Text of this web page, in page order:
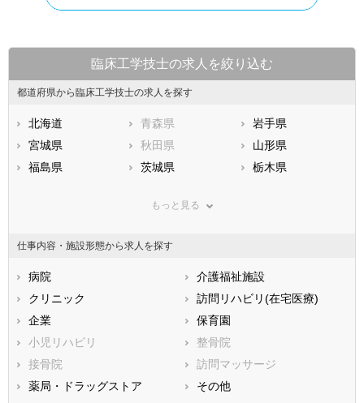
臨床工学技士の求人を絞り込む
都道府県から臨床工学技士の求人を探す
北海道 青森県
岩手県
宮城県
秋田県
山形県
福島県
茨城県
栃木県
神奈川県
石川県
福井県
静岡県
三重県
滋賀県
大阪府
兵庫県
鳥取県
広島県
徳島県
香川県
愛媛県
もっと見る
仕事内容・施設形態から求人を探す
病院
介護福祉施設
クリニック
訪問リハビリ(在宅医療)
企業
保育園
小児リハビリ
整骨院
接骨院
訪問マッサージ
薬局・ドラッグストア
その他